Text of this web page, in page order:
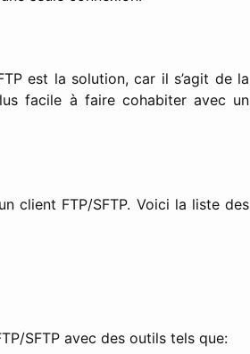
est la solution, car il s’agit de la
facile à faire cohabiter avec un
client FTP/SFTP. Voici la liste des
SFTP avec des outils tels que: